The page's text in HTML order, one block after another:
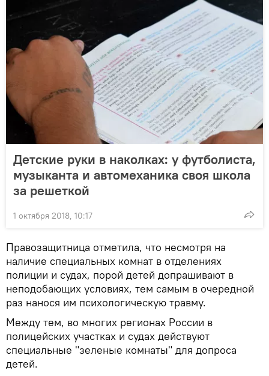
Детские руки в наколках: у футболиста,
музыканта и автомеханика своя школа
за решеткой
1 октября 2018, 10:17
Правозащитница отметила, что несмотря на
наличие специальных комнат в отделениях
полиции и судах, порой детей допрашивают в
неподобающих условиях, тем самым в очередной
раз нанося им психологическую травму.
Между тем, во многих регионах России в
полицейских участках и судах действуют
специальные "зеленые комнаты" для допроса
детей.